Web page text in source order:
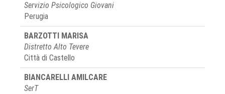
Servizio Psicologico Giovani
Perugia
BARZOTTI MARISA
Distretto Alto Tevere
Città di Castello
BIANCARELLI AMILCARE
SerT